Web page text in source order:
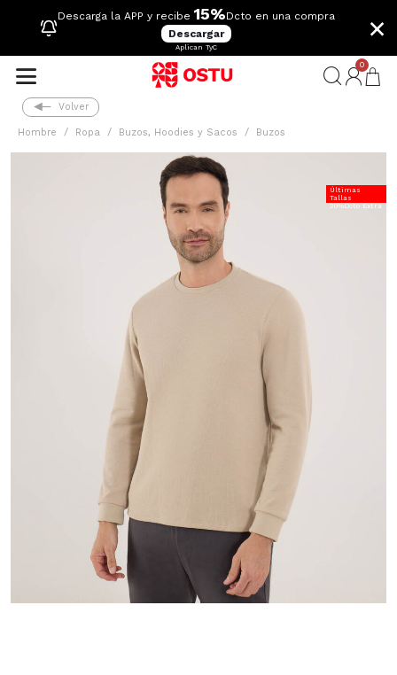
Descarga la APP y recibe 15%Dcto en una compra
Descargar
Aplican TyC
×
0
Volver
Hombre Ropa Buzos, Hoodies y Sacos Buzos
Últimas
Tallas
20%Dcto Extra